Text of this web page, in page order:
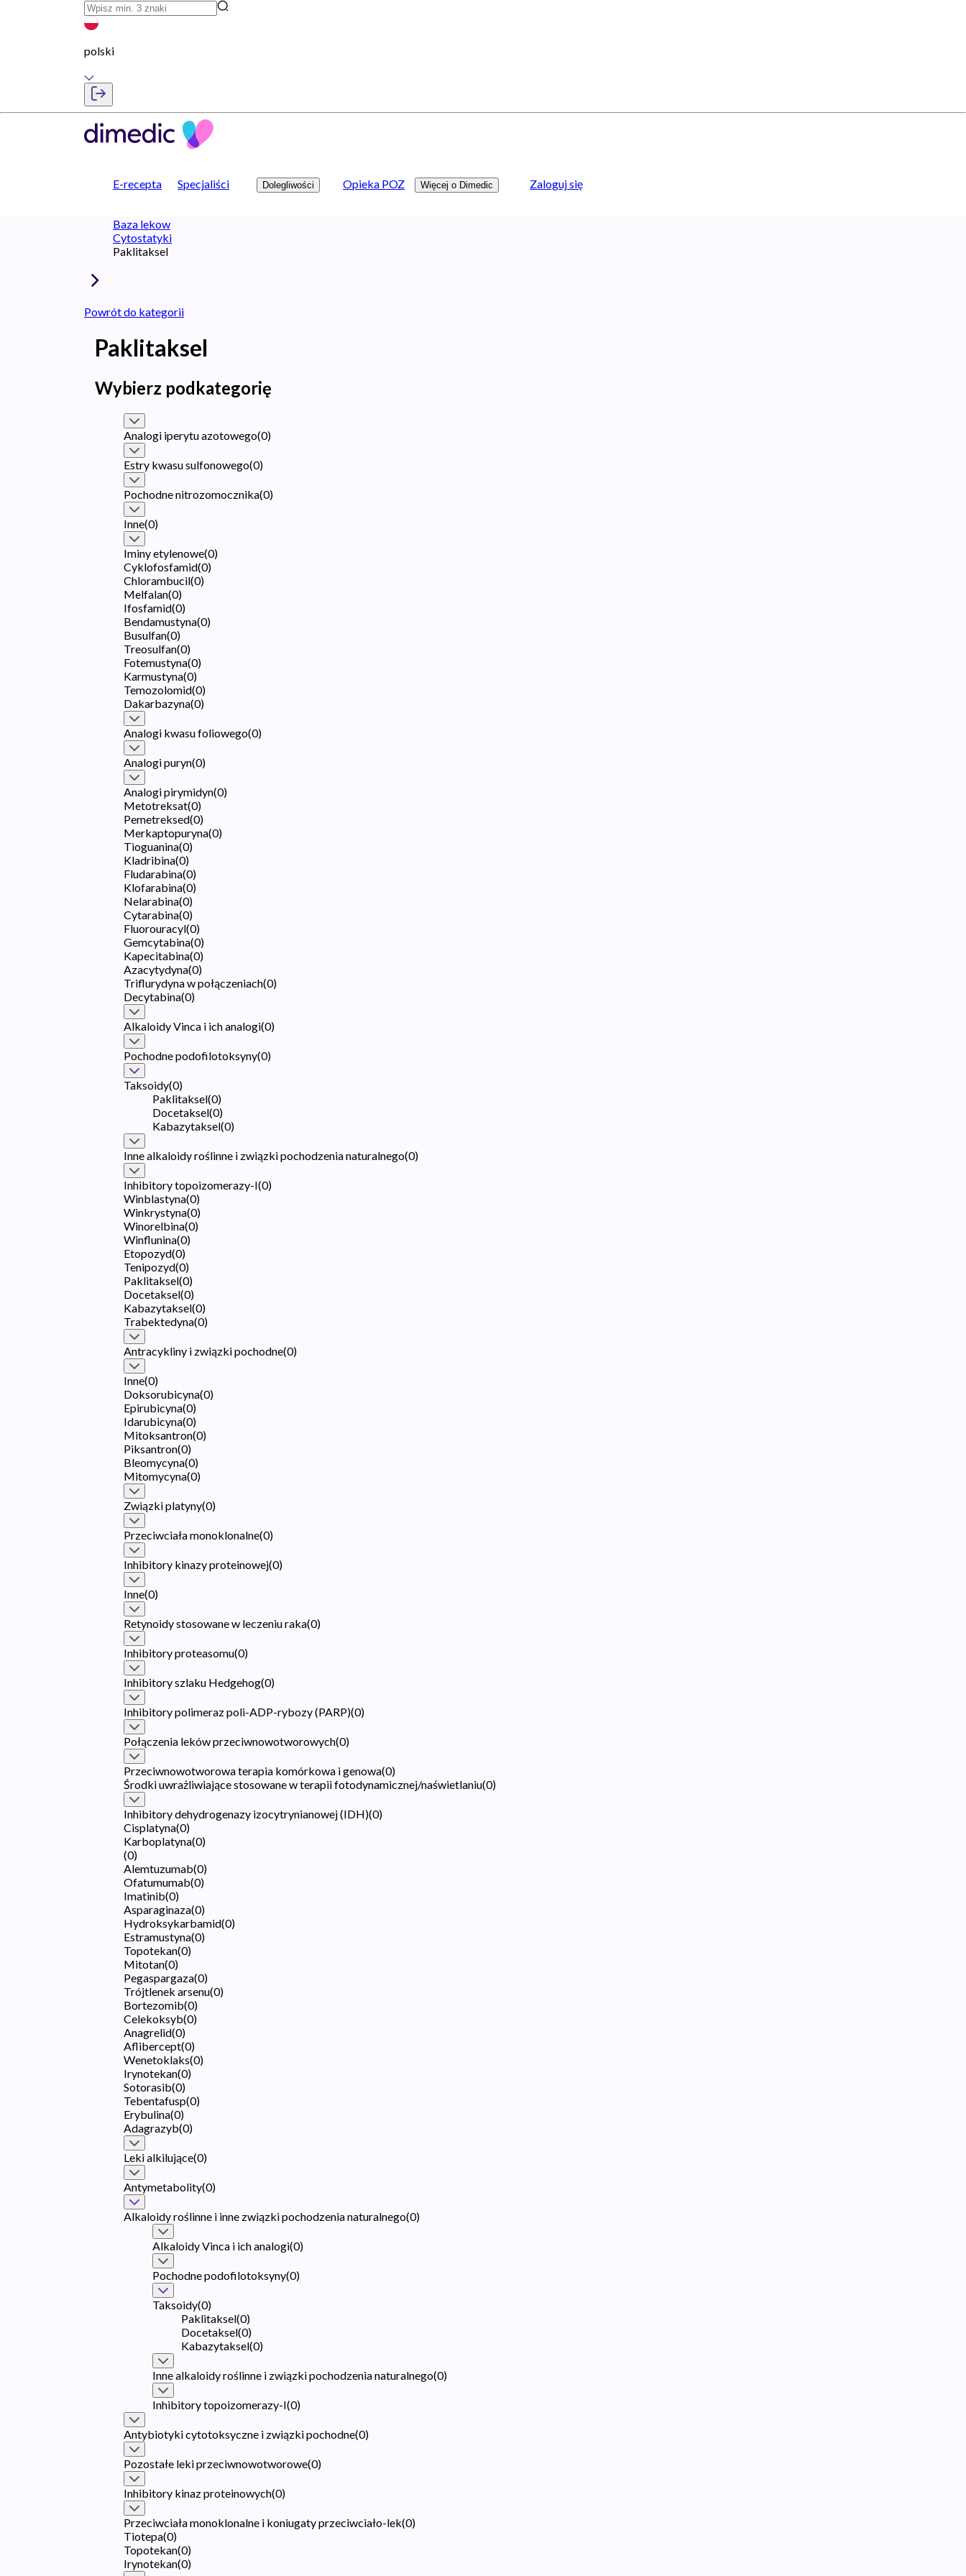
polski
E-recepta Specjaliści Dolegliwości Opieka POZ Więcej o Dimedic Zaloguj się
Baza lekow
Cytostatyki
Paklitaksel
Powrót do kategorii
Paklitaksel
Wybierz podkategorię
Analogi iperytu azotowego(0)
Estry kwasu sulfonowego(0)
Pochodne nitrozomocznika(0)
Inne(0)
Iminy etylenowe(0)
Cyklofosfamid(0)
Chlorambucil(0)
Melfalan(0)
Ifosfamid(0)
Bendamustyna(0)
Busulfan(0)
Treosulfan(0)
Fotemustyna(0)
Karmustyna(0)
Temozolomid(0)
Dakarbazyna(0)
Analogi kwasu foliowego(0)
Analogi puryn(0)
Analogi pirymidyn(0)
Metotreksat(0)
Pemetreksed(0)
Merkaptopuryna(0)
Tioguanina(0)
Kladribina(0)
Fludarabina(0)
Klofarabina(0)
Nelarabina(0)
Cytarabina(0)
Fluorouracyl(0)
Gemcytabina(0)
Kapecitabina(0)
Azacytydyna(0)
Triflurydyna w połączeniach(0)
Decytabina(0)
Alkaloidy Vinca i ich analogi(0)
Pochodne podofilotoksyny(0)
Taksoidy(0)
Paklitaksel(0)
Docetaksel(0)
Kabazytaksel(0)
Inne alkaloidy roślinne i związki pochodzenia naturalnego(0)
Inhibitory topoizomerazy-I(0)
Winblastyna(0)
Winkrystyna(0)
Winorelbina(0)
Winflunina(0)
Etopozyd(0)
Tenipozyd(0)
Paklitaksel(0)
Docetaksel(0)
Kabazytaksel(0)
Trabektedyna(0)
Antracykliny i związki pochodne(0)
Inne(0)
Doksorubicyna(0)
Epirubicyna(0)
Idarubicyna(0)
Mitoksantron(0)
Piksantron(0)
Bleomycyna(0)
Mitomycyna(0)
Związki platyny(0)
Przeciwciała monoklonalne(0)
Inhibitory kinazy proteinowej(0)
Inne(0)
Retynoidy stosowane w leczeniu raka(0)
Inhibitory proteasomu(0)
Inhibitory szlaku Hedgehog(0)
Inhibitory polimeraz poli-ADP-rybozy (PARP)(0)
Połączenia leków przeciwnowotworowych(0)
Przeciwnowotworowa terapia komórkowa i genowa(0)
Środki uwrażliwiające stosowane w terapii fotodynamicznej/naświetlaniu(0)
Inhibitory dehydrogenazy izocytrynianowej (IDH)(0)
Cisplatyna(0)
Karboplatyna(0)
(0)
Alemtuzumab(0)
Ofatumumab(0)
Imatinib(0)
Asparaginaza(0)
Hydroksykarbamid(0)
Estramustyna(0)
Topotekan(0)
Mitotan(0)
Pegaspargaza(0)
Trójtlenek arsenu(0)
Bortezomib(0)
Celekoksyb(0)
Anagrelid(0)
Aflibercept(0)
Wenetoklaks(0)
Irynotekan(0)
Sotorasib(0)
Tebentafusp(0)
Erybulina(0)
Adagrazyb(0)
Leki alkilujące(0)
Antymetabolity(0)
Alkaloidy roślinne i inne związki pochodzenia naturalnego(0)
Alkaloidy Vinca i ich analogi(0)
Pochodne podofilotoksyny(0)
Taksoidy(0)
Paklitaksel(0)
Docetaksel(0)
Kabazytaksel(0)
Inne alkaloidy roślinne i związki pochodzenia naturalnego(0)
Inhibitory topoizomerazy-I(0)
Antybiotyki cytotoksyczne i związki pochodne(0)
Pozostałe leki przeciwnowotworowe(0)
Inhibitory kinaz proteinowych(0)
Przeciwciała monoklonalne i koniugaty przeciwciało-lek(0)
Tiotepa(0)
Topotekan(0)
Irynotekan(0)